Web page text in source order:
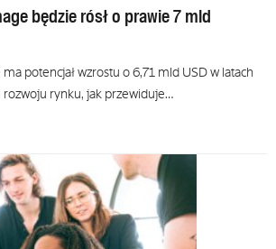
będzie rósł o prawie 7 mld
potencjał wzrostu o 6,71 mld USD w latach
rynku, jak przewiduje…